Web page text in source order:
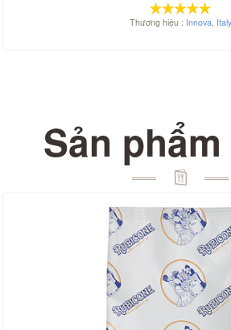
Thương hiệu : Innova, Italy
Sản